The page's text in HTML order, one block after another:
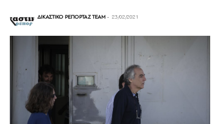
ΔΙΚΑΣΤΙΚΟ ΡΕΠΟΡΤΑΖ TEAM - 23/02/2021